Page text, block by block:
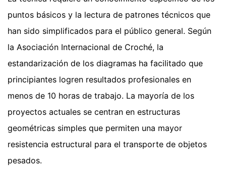
puntos básicos y la lectura de patrones técnicos que
han sido simplificados para el público general. Según
la Asociación Internacional de Croché, la
estandarización de los diagramas ha facilitado que
principiantes logren resultados profesionales en
menos de 10 horas de trabajo. La mayoría de los
proyectos actuales se centran en estructuras
geométricas simples que permiten una mayor
resistencia estructural para el transporte de objetos
pesados.